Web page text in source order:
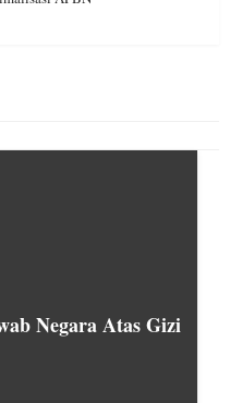
Negara Atas Gizi